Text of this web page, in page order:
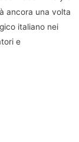
ancora una volta
italiano nei
e